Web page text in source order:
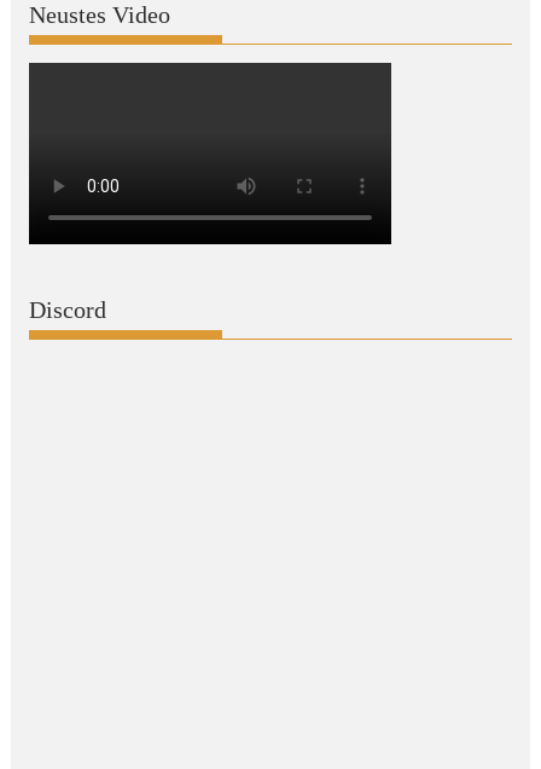
Neustes Video
Discord